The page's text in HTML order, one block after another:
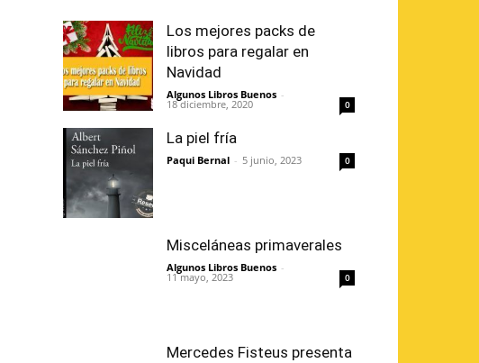
Los mejores packs de
libros para regalar en
Navidad
Algunos Libros Buenos -
18 diciembre, 2020 0
La piel fría
Paqui Bernal - 5 junio, 2023 0
Misceláneas primaverales
Algunos Libros Buenos -
11 mayo, 2023 0
Mercedes Fisteus presenta